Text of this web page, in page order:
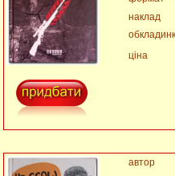
наклад
ціна
автор